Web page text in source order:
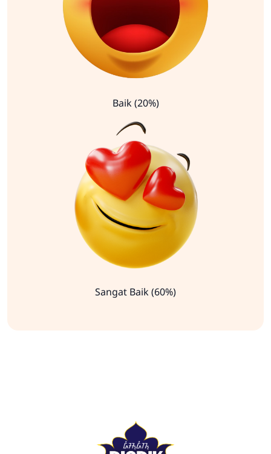
Baik (20%)
Sangat Baik (60%)